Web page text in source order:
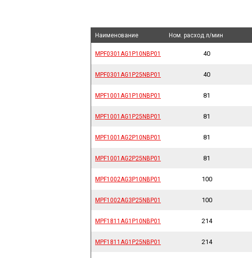
Наименование Ном. расход л/мин
MPF0301AG1P10NBP01 40
MPF0301AG1P25NBP01 40
MPF1001AG1P10NBP01 81
MPF1001AG1P25NBP01 81
MPF1001AG2P10NBP01 81
MPF1001AG2P25NBP01 81
MPF1002AG3P10NBP01 100
MPF1002AG3P25NBP01 100
MPF1811AG1P10NBP01 214
MPF1811AG1P25NBP01 214
Наименование
MPF0301AG1P10NBP01
MPF0301AG1P25NBP01
MPF1001AG1P10NBP01
MPF1001AG1P25NBP01
MPF1001AG2P10NBP01
MPF1001AG2P25NBP01
MPF1002AG3P10NBP01
MPF1002AG3P25NBP01
MPF1811AG1P10NBP01
MPF1811AG1P25NBP01
Наименование
Наименование Ном. расход л/мин